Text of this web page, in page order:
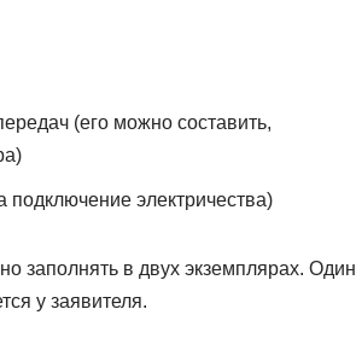
(его можно составить,
электричества)
заполнять в двух экземплярах. Один
у заявителя.